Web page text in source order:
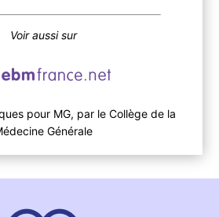
Voir aussi sur
pour MG, par le Collège de la
Générale